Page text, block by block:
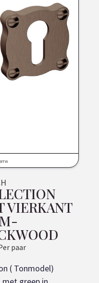
VIERKANT
paar
( Tonmodel)